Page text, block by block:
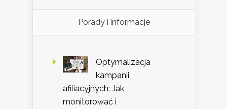
Porady i informacje
Optymalizacja
kampanii
afiliacyjnych: Jak
monitorować i